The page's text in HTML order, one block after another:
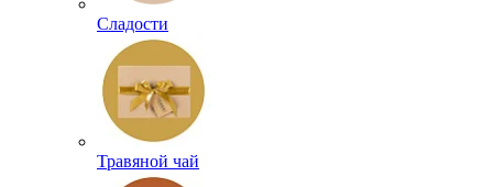
Сладости
Травяной чай